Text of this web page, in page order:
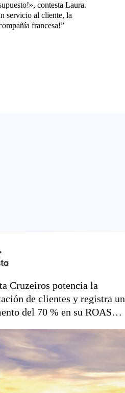
contesta Laura.
servicio al cliente, la
francesa!”
Cruzeiros potencia la
de clientes y registra un
del 70 % en su ROAS